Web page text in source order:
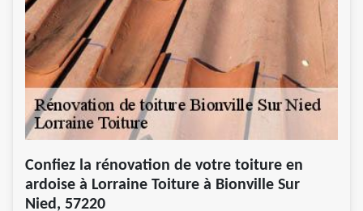
Confiez la rénovation de votre toiture en
ardoise à Lorraine Toiture à Bionville Sur
Nied, 57220